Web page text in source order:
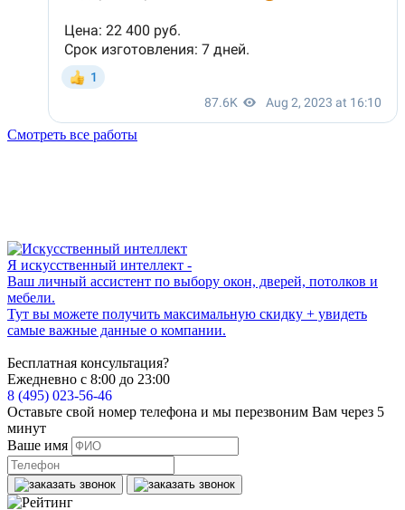
Смотреть все работы
Я искусственный интеллект -
Ваш личный ассистент по выбору окон, дверей, потолков и
мебели.
Тут вы можете получить максимальную скидку + увидеть
самые важные данные о компании.
Бесплатная консультация?
Ежедневно с 8:00 до 23:00
8 (495) 023-56-46
Оставьте свой номер телефона и мы перезвоним Вам через 5
минут
Ваше имя